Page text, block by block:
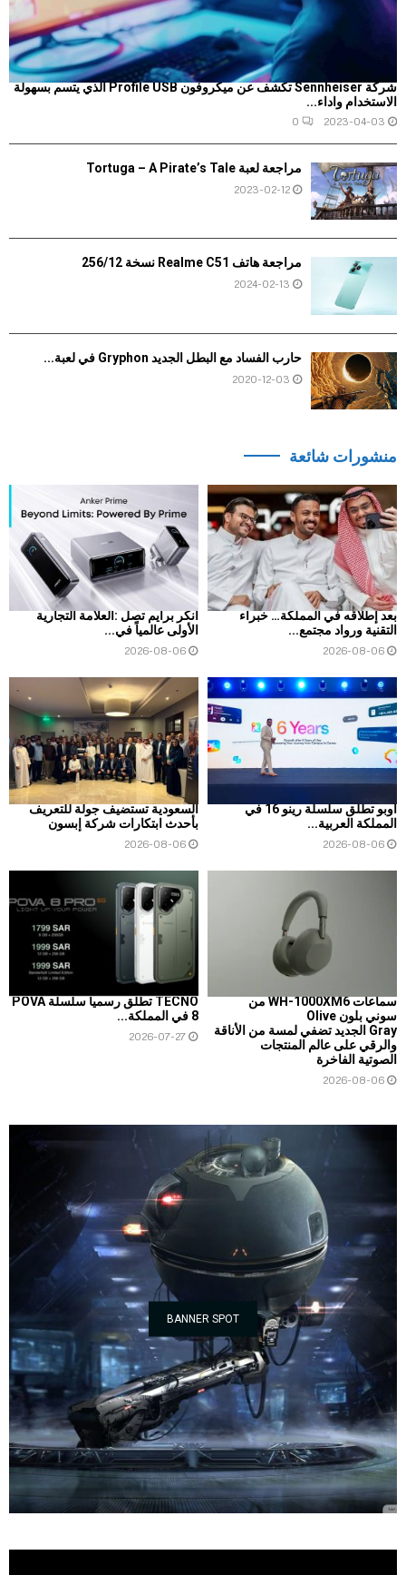
شركة Sennheiser تكشف عن ميكروفون Profile USB الذي يتسم بسهولة
الاستخدام واداء...
2023-04-03
0
مراجعة لعبة Tortuga – A Pirate’s Tale
2023-02-12
مراجعة هاتف Realme C51 نسخة 256/12
2024-02-13
حارب الفساد مع البطل الجديد Gryphon في لعبة...
2020-12-03
منشورات شائعة
بعد إطلاقه في المملكة… خبراء
التقنية ورواد مجتمع...
2026-08-06
أنكر برايم تصل :العلامة التجارية
الأولى عالمياً في...
2026-08-06
أوبو تطلق سلسلة رينو 16 في
المملكة العربية...
2026-08-06
السعودية تستضيف جولة للتعريف
بأحدث ابتكارات شركة إبسون
2026-08-06
سماعات WH-1000XM6 من
سوني بلون Olive
Gray الجديد تضفي لمسة من الأناقة
والرقي على عالم المنتجات
الصوتية الفاخرة
2026-08-06
TECNO تطلق رسمياً سلسلة POVA
8 في المملكة...
2026-07-27
BANNER SPOT